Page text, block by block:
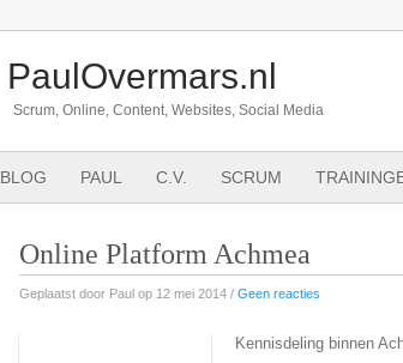
PaulOvermars.nl
Scrum, Online, Content, Websites, Social Media
BLOG PAUL C.V. SCRUM
Online Platform Achmea
Geplaatst door Paul op 12 mei 2014 / Geen reacties
Kennisdeling binnen